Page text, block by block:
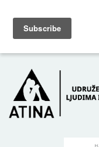
POČETNA O NAMA